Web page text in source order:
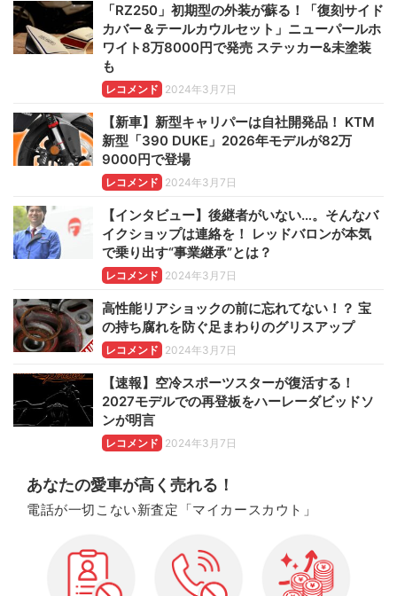
「RZ250」初期型の外装が蘇る！「復刻サイド
カバー＆テールカウルセット」ニューパールホ
ワイト8万8000円で発売 ステッカー&未塗装
も
レコメンド 2024年3月7日
【新車】新型キャリパーは自社開発品！ KTM
新型「390 DUKE」2026年モデルが82万
9000円で登場
レコメンド 2024年3月7日
【インタビュー】後継者がいない…。そんなバ
イクショップは連絡を！ レッドバロンが本気
で乗り出す“事業継承”とは？
レコメンド 2024年3月7日
高性能リアショックの前に忘れてない！？ 宝
の持ち腐れを防ぐ足まわりのグリスアップ
レコメンド 2024年3月7日
【速報】空冷スポーツスターが復活する！
2027モデルでの再登板をハーレーダビッドソ
ンが明言
レコメンド 2024年3月7日
あなたの愛車が高く売れる！
電話が一切こない新査定「マイカースカウト」